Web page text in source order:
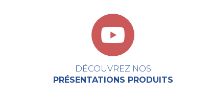
DÉCOUVREZ NOS
PRÉSENTATIONS PRODUITS